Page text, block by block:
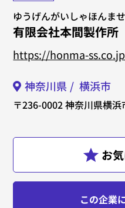
ゆうげんがいしゃほんま
有限会社本間製作所
https://honma-
神奈川県 横浜市
〒236-0002神奈川県横
この企業